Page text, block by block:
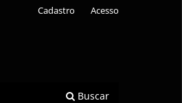
Buscar
Cadastro Acesso